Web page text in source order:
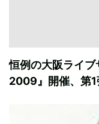
恒例の大阪ライ
2009』開催、第1